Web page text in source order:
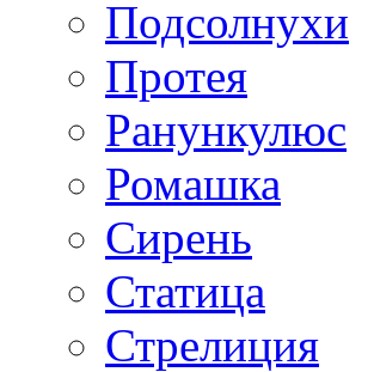
Подсолнухи
Протея
Ранункулюс
Ромашка
Сирень
Статица
Стрелиция